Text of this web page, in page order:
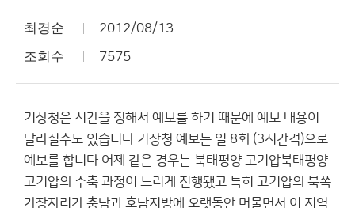
최경순 2012/08/13
조회수 7575
기상청은 시간을 정해서 예보를 하기 때문에 예보 내용이
달라질수도 있습니다 기상청 예보는 일 8회 (3시간격)으로
예보를 합니다 어제 같은 경우는 북태평양 고기압북태평양
고기압의 수축 과정이 느리게 진행됐고 특히 고기압의 북쪽
가장자리가 충남과 호남지방에 오랫동안 머물면서 이 지역